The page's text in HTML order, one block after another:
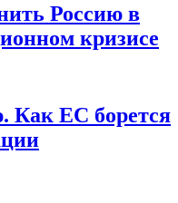
Россию в
кризисе
Как ЕС борется